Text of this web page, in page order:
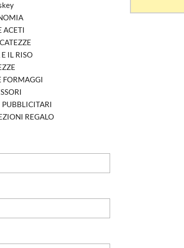
ACETI
E IL RISO
FORMAGGI
REGALO